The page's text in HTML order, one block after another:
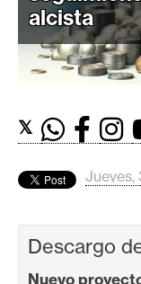
o
M
e
a
o
B
alcista
𝕏
Descargo
Nuevo